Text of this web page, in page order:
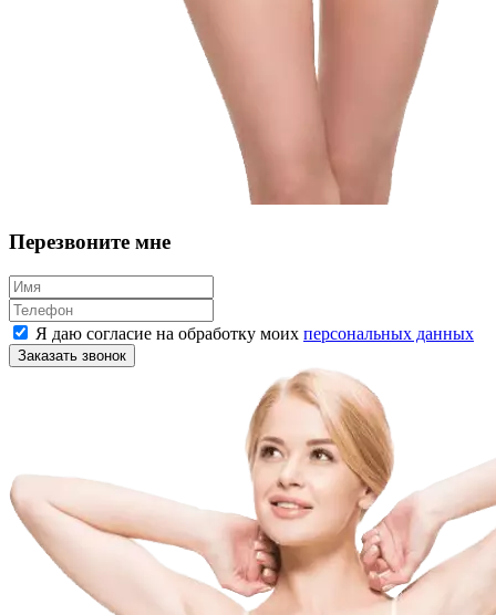
Перезвоните мне
Я даю согласие на обработку моих персональных данных
Заказать звонок